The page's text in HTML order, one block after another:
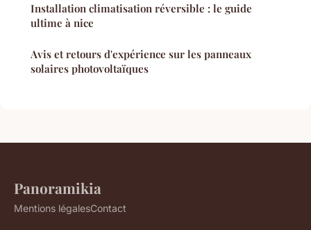
Installation climatisation réversible : le guide
ultime à nice
Avis et retours d'expérience sur les panneaux
solaires photovoltaïques
Panoramikia
Mentions légalesContact